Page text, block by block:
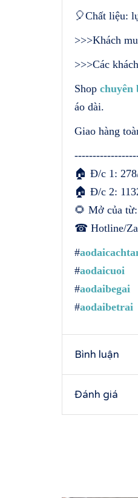
🎈Chất liệu:
>>>Khách
>>>Các
Shop chuyên
áo dài.
Giao hàng
🏠 Đ/c 1:
🏠 Đ/c 2:
🌻 Mở của
☎ Hotline/
#
#aodaicuoi
#aodaibegai
#aodaibetrai
Bình luận
Đánh giá